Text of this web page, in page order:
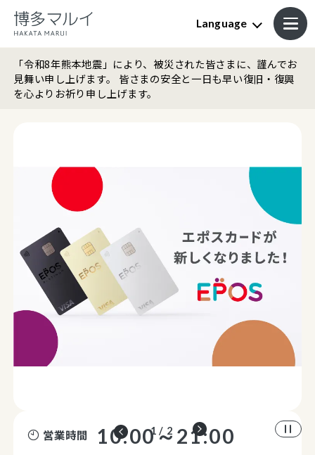
Language
「令和8年熊本地震」により、被災された皆さまに、謹んでお
見舞い申し上げます。 皆さまの安全と一日も早い復旧・復興
を心よりお祈り申し上げます。
2 / 2
営業時間 10:00～21:00